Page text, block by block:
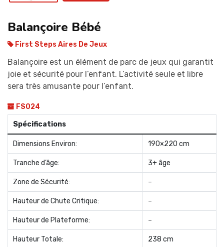
Balançoire Bébé
First Steps Aires De Jeux
Balançoire est un élément de parc de jeux qui garantit
joie et sécurité pour l’enfant. L’activité seule et libre
sera très amusante pour l’enfant.
FS024
Spécifications
Dimensions Environ: 190×220 cm
Tranche d’âge: 3+ âge
Zone de Sécurité: –
Hauteur de Chute Critique: –
Hauteur de Plateforme: –
Hauteur Totale: 238 cm